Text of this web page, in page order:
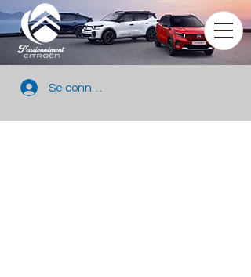
Se connecter